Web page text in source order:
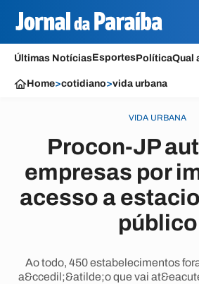
Últimas NotíciasEsportesPolíticaQual
Home>cotidiano>vida urbana
VIDA URBANA
Procon-JP
empresas por
acesso a
público
Ao todo, 450 estabelecimentos
a&ccedil;&atilde;o que vai